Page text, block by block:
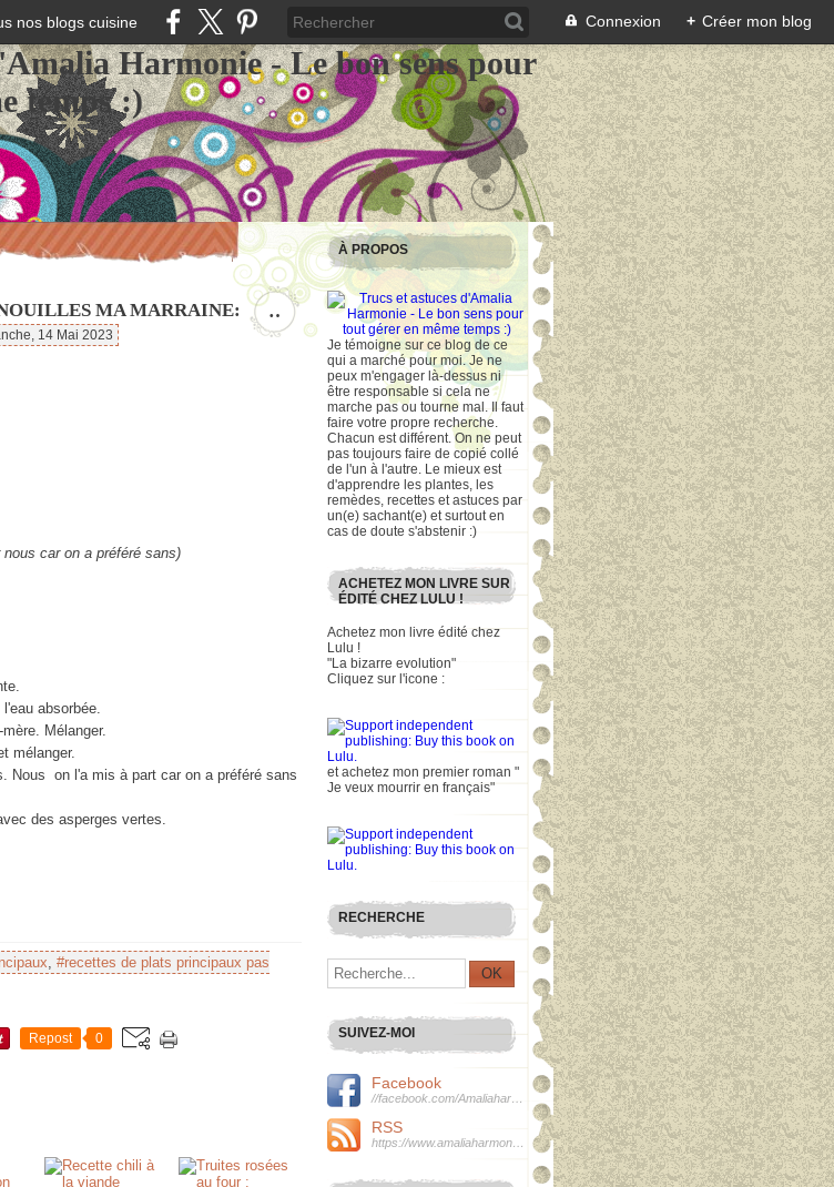
nos blogs cuisine Connexion + Créer mon blog
Harmonie - Le bon sens pour
temps :)
…
MA MARRAINE:
14 Mai 2023
car on a préféré sans)
absorbée.
Mélanger.
mélanger.
Nous on l'a mis à part car on a préféré sans
des asperges vertes.
, #recettes de plats principaux pas
Repost 0
À PROPOS
Je témoigne sur ce blog de ce
qui a marché pour moi. Je ne
peux m'engager là-dessus ni
être responsable si cela ne
marche pas ou tourne mal. Il faut
faire votre propre recherche.
Chacun est différent. On ne peut
pas toujours faire de copié collé
de l'un à l'autre. Le mieux est
d'apprendre les plantes, les
remèdes, recettes et astuces par
un(e) sachant(e) et surtout en
cas de doute s'abstenir :)
ACHETEZ MON LIVRE SUR
ÉDITÉ CHEZ LULU !
Achetez mon livre édité chez
Lulu !
"La bizarre evolution"
Cliquez sur l'icone :
et achetez mon premier roman "
Je veux mourrir en français"
RECHERCHE
SUIVEZ-MOI
Facebook
RSS